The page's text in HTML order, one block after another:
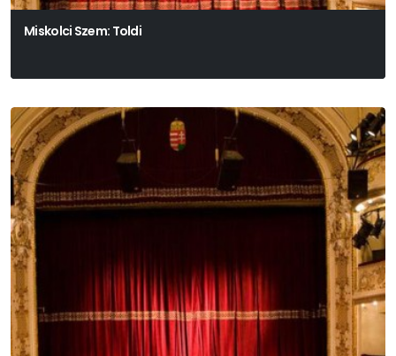
Miskolci Szem: Toldi